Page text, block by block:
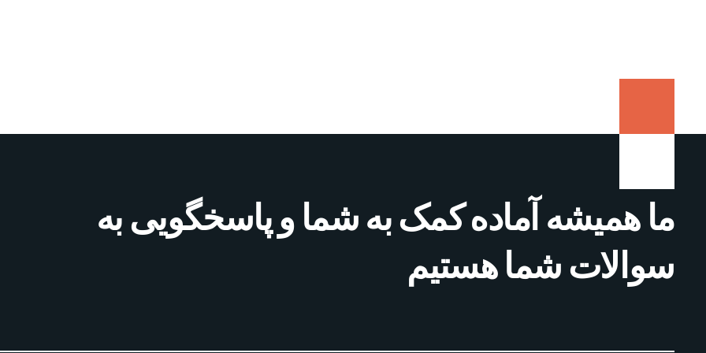
ما همیشه آماده کمک به شما و پاسخگویی به
سوالات شما هستیم